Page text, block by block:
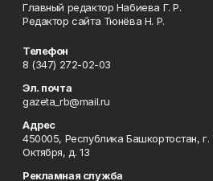
Главный редактор Набиева Г. Р.
Редактор сайта Тюнёва Н. Р.
Телефон
8 (347) 272-02-03
Эл. почта
gazeta_rb@mail.ru
Адрес
450005, Республика Башкортостан, г.
Октября, д. 13
Рекламная служба